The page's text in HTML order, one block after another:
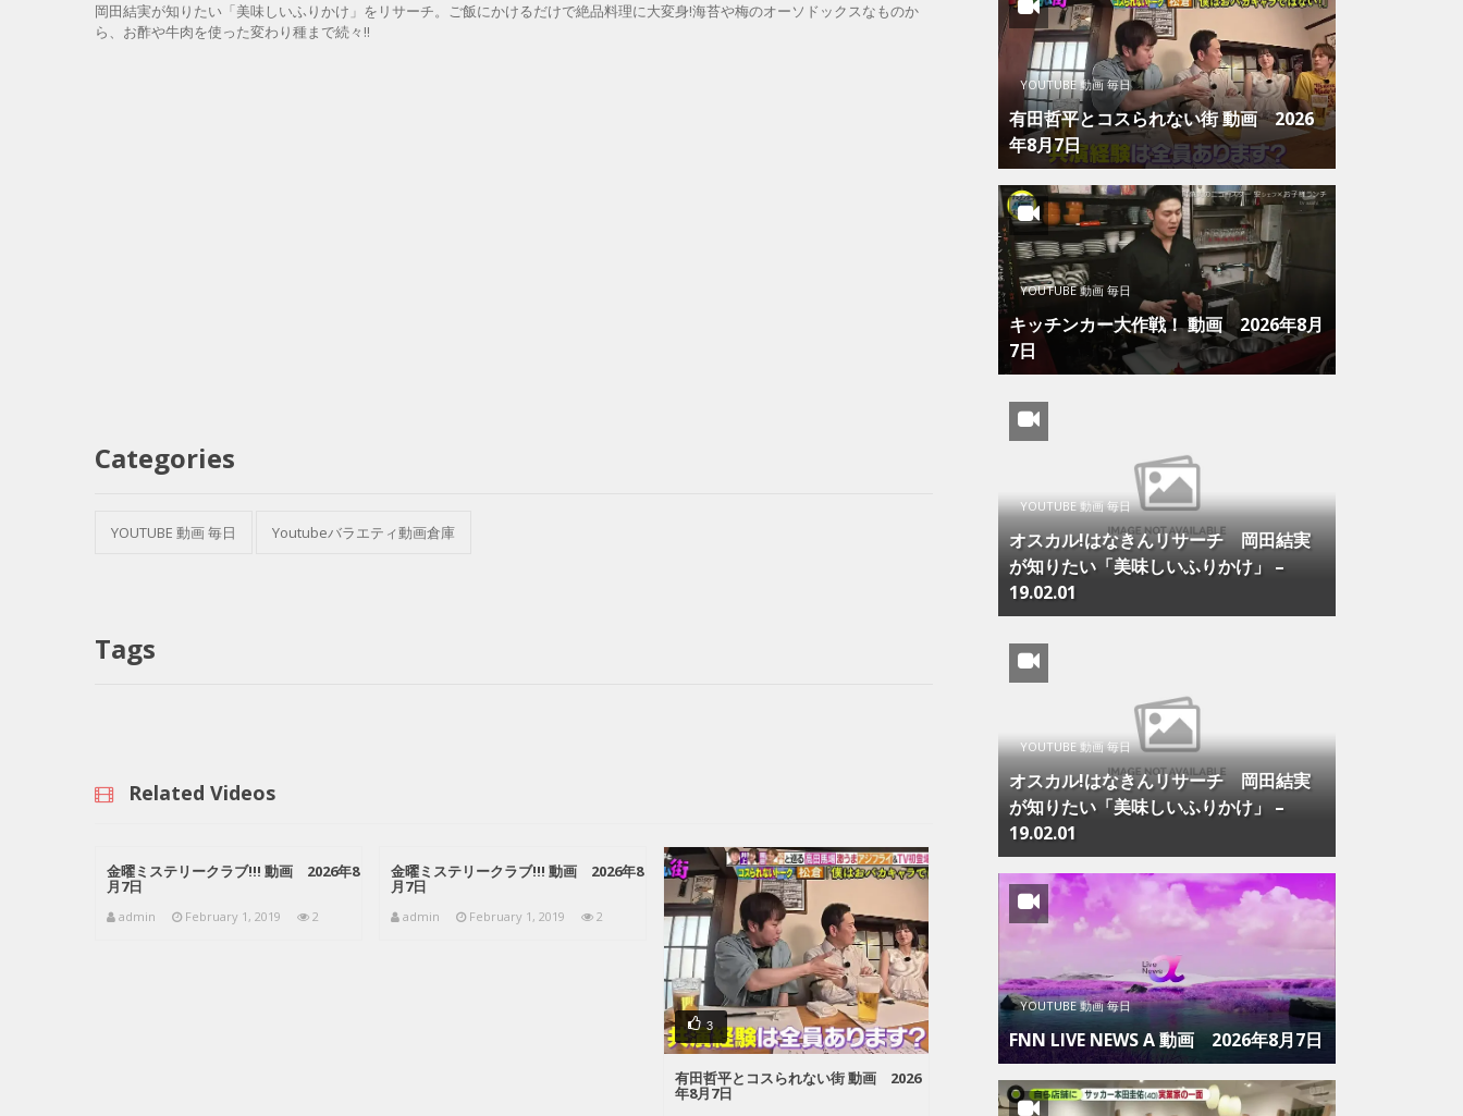
岡田結実が知りたい「美味しいふりかけ」をリサーチ。ご飯にかけるだけで絶品料理に大変身!海苔や梅のオーソドックスなものか
ら、お酢や牛肉を使った変わり種まで続々!!
Categories
YOUTUBE 動画 毎日 Youtubeバラエティ動画倉庫
Tags
Related Videos
金曜ミステリークラブ!!! 動画 2026年8
月7日
admin February 1, 2019 2
金曜ミステリークラブ!!! 動画 2026年8
月7日
admin February 1, 2019 2
3
有田哲平とコスられない街 動画 2026
年8月7日
YOUTUBE 動画 毎日
有田哲平とコスられない街 動画 2026
年8月7日
YOUTUBE 動画 毎日
キッチンカー大作戦！ 動画 2026年8月
7日
YOUTUBE 動画 毎日
オスカル!はなきんリサーチ 岡田結実
が知りたい「美味しいふりかけ」 –
19.02.01
YOUTUBE 動画 毎日
オスカル!はなきんリサーチ 岡田結実
が知りたい「美味しいふりかけ」 –
19.02.01
YOUTUBE 動画 毎日
FNN LIVE NEWS Α 動画 2026年8月7日